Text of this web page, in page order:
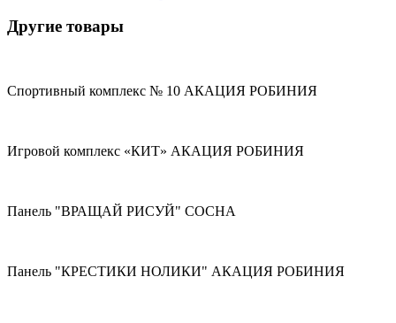
Другие товары
Спортивный комплекс № 10 АКАЦИЯ РОБИНИЯ
Игровой комплекс «КИТ» АКАЦИЯ РОБИНИЯ
Панель "ВРАЩАЙ РИСУЙ" СОСНА
Панель "КРЕСТИКИ НОЛИКИ" АКАЦИЯ РОБИНИЯ